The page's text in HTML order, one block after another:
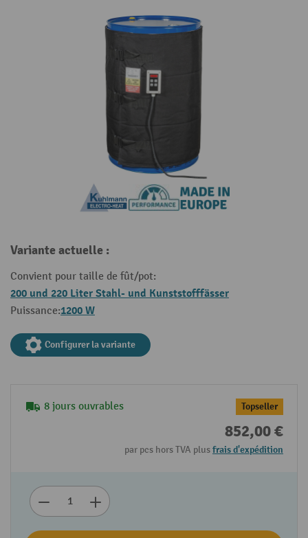
Variante actuelle :
Convient pour taille de fût/pot:
200 und 220 Liter Stahl- und Kunststofffässer
Puissance:1200 W
Configurer la variante
8 jours ouvrables Topseller
852,00 €
par pcs hors TVA plusfrais d'expédition